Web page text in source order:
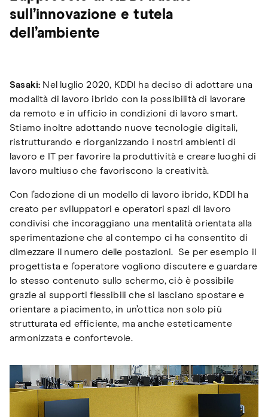
sull’innovazione e tutela
dell’ambiente
Sasaki: Nel luglio 2020, KDDI ha deciso di adottare una
modalità di lavoro ibrido con la possibilità di lavorare
da remoto e in ufficio in condizioni di lavoro smart.
Stiamo inoltre adottando nuove tecnologie digitali,
ristrutturando e riorganizzando i nostri ambienti di
lavoro e IT per favorire la produttività e creare luoghi di
lavoro multiuso che favoriscono la creatività.
Con l’adozione di un modello di lavoro ibrido, KDDI ha
creato per sviluppatori e operatori spazi di lavoro
condivisi che incoraggiano una mentalità orientata alla
sperimentazione che al contempo ci ha consentito di
dimezzare il numero delle postazioni. Se per esempio il
progettista e l’operatore vogliono discutere e guardare
lo stesso contenuto sullo schermo, ciò è possibile
grazie ai supporti flessibili che si lasciano spostare e
orientare a piacimento, in un’ottica non solo più
strutturata ed efficiente, ma anche esteticamente
armonizzata e confortevole.